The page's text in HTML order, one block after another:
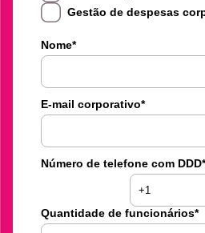
Gestão de despesas
Nome*
E-mail corporativo*
Número de telefone com DDD*
Quantidade de funcionários*